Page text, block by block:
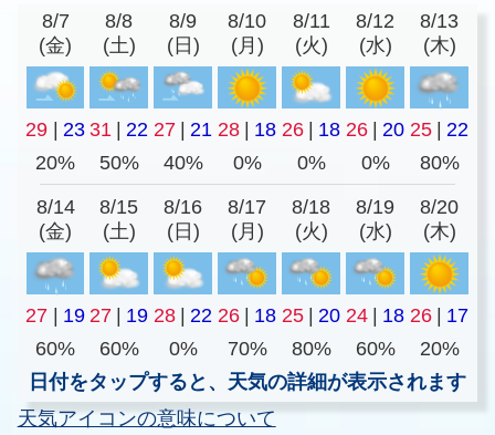
8/7
(金)
8/8
(土)
8/9
(日)
8/10
(月)
8/11
(火)
8/12
(水)
8/13
(木)
29 | 23 31 | 22 27 | 21 28 | 18 26 | 18 26 | 20 25 | 22
20%
50% 40% 0% 0% 0% 80%
8/14
(金)
8/15
(土)
8/16
(日)
8/17
(月)
8/18
(火)
8/19
(水)
8/20
(木)
27 | 19 27 | 19 28 | 22 26 | 18 25 | 20 24 | 18 26 | 17
60%
60% 0% 70% 80% 60%
20%
日付をタップすると、天気の詳細が表示されます
天気アイコンの意味について